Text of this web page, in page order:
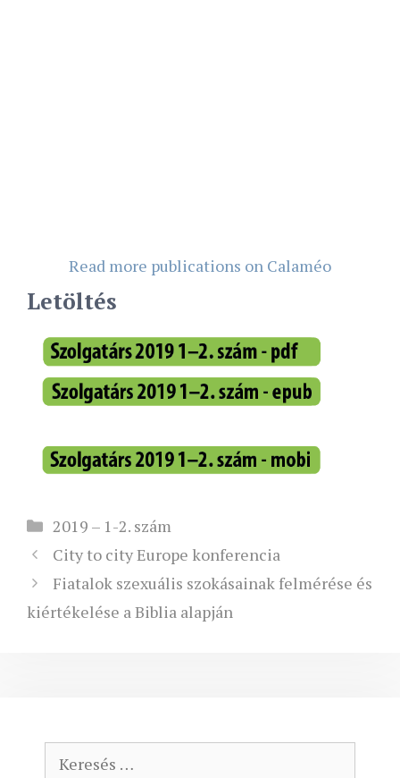
Read more publications on Calaméo
Letöltés
Kategória
2019 – 1-2. szám
City to city Europe konferencia
Fiatalok szexuális szokásainak felmérése és
kiértékelése a Biblia alapján
Keresés: